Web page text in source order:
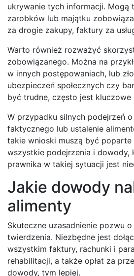
ukrywanie tych informacji. Mogą
zarobków lub majątku
za drogie zakupy, faktury za
Warto również rozważyć
zobowiązanego. Można na
w innych postępowaniach, lub
ubezpieczeń społecznych czy
być trudne, często jest
W przypadku silnych podejrzeń
faktycznego lub ustalenie
takie wnioski muszą być poparte
wszystkie podejrzenia i dowody,
prawnika w takiej sytuacji jest
Jakie dowody
alimenty
Skuteczne uzasadnienie pozwu
twierdzenia. Niezbędne jest
wszystkim faktury, rachunki i
rehabilitacji, a także opłat za
dowody, tym lepiej.